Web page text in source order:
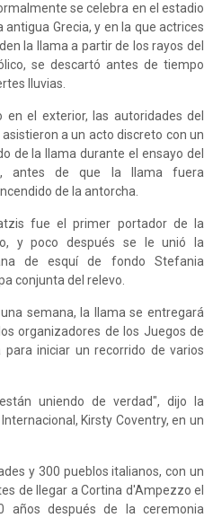
se celebra en el estadio
Grecia, y en la que actrices
la llama a partir de los rayos del
se descartó antes de tiempo
lluvias.
en el exterior, las autoridades del
a un acto discreto con un
de la llama durante el ensayo del
antes de que la llama fuera
de la antorcha.
fue el primer portador de la
y poco después se le unió la
de esquí de fondo Stefania
conjunta del relevo.
semana, la llama se entregará
organizadores de los Juegos de
iniciar un recorrido de varios
uniendo de verdad", dijo la
Kirsty Coventry, en un
y 300 pueblos italianos, con un
de llegar a Cortina d'Ampezzo el
años después de la ceremonia